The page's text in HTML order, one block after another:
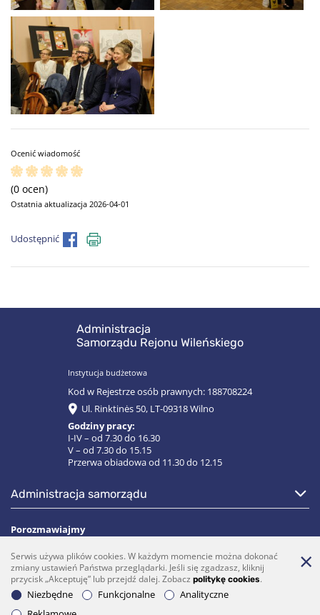
Ocenić wiadomość
(0 ocen)
Ostatnia aktualizacja 2026-04-01
Udostępnić
Administracja
Samorządu Rejonu Wileńskiego
Instytucja budżetowa
Kod w Rejestrze osób prawnych: 188708224
Ul. Rinktinės 50, LT-09318 Wilno
Godziny pracy:
I-IV – od 7.30 do 16.30
V – od 7.30 do 15.15
Przerwa obiadowa od 11.30 do 12.15
administracja samorządu
Porozmawiajmy
(0 5)  275 1990 vrsa@vrsa.lt
Facebook Youtube
Serwis używa plików cookies. W każdym momencie można dokonać
zmiany ustawień Państwa przeglądarki. Jeśli się zgadzasz, kliknij
przycisk „Akceptuję” lub przejdź dalej. Zobacz politykę cookies.
Niezbędne
Funkcjonalne
Analityczne